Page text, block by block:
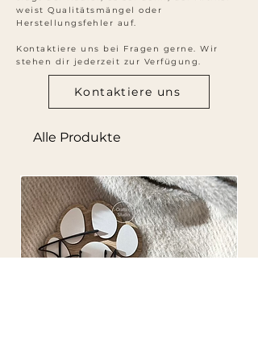
weist Qualitätsmängel oder
Herstellungsfehler auf.
Kontaktiere uns bei Fragen gerne. Wir
stehen dir jederzeit zur Verfügung.
Kontaktiere uns
Alle Produkte